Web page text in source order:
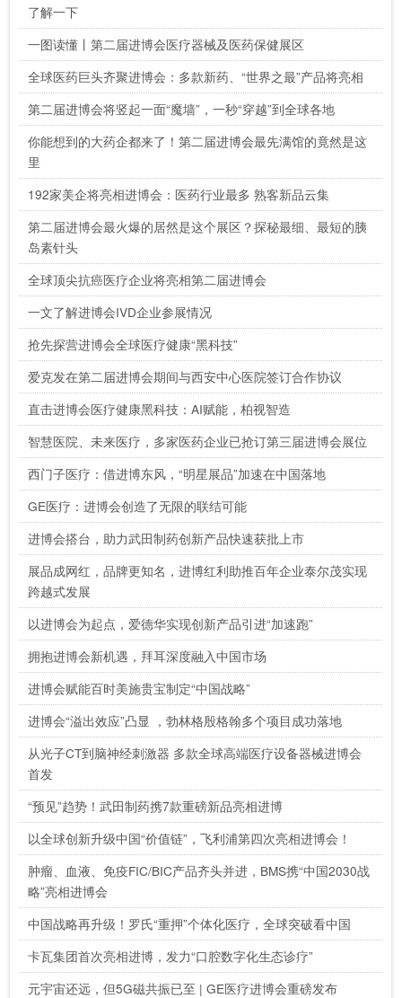
了解一下
一图读懂丨第二届进博会医疗器械及医药保健展区
全球医药巨头齐聚进博会：多款新药、“世界之最”产品将亮相
第二届进博会将竖起一面“魔墙”，一秒“穿越”到全球各地
你能想到的大药企都来了！第二届进博会最先满馆的竟然是这
里
192家美企将亮相进博会：医药行业最多 熟客新品云集
第二届进博会最火爆的居然是这个展区？探秘最细、最短的胰
岛素针头
全球顶尖抗癌医疗企业将亮相第二届进博会
一文了解进博会IVD企业参展情况
抢先探营进博会全球医疗健康“黑科技”
爱克发在第二届进博会期间与西安中心医院签订合作协议
直击进博会医疗健康黑科技：AI赋能，柏视智造
智慧医院、未来医疗，多家医药企业已抢订第三届进博会展位
西门子医疗：借进博东风，“明星展品”加速在中国落地
GE医疗：进博会创造了无限的联结可能
进博会搭台，助力武田制药创新产品快速获批上市
展品成网红，品牌更知名，进博红利助推百年企业泰尔茂实现
跨越式发展
以进博会为起点，爱德华实现创新产品引进“加速跑”
拥抱进博会新机遇，拜耳深度融入中国市场
进博会赋能百时美施贵宝制定“中国战略”
进博会“溢出效应”凸显 ，勃林格殷格翰多个项目成功落地
从光子CT到脑神经刺激器 多款全球高端医疗设备器械进博会
首发
“预见”趋势！武田制药携7款重磅新品亮相进博
以全球创新升级中国“价值链”，飞利浦第四次亮相进博会！
肿瘤、血液、免疫FIC/BIC产品齐头并进，BMS携“中国2030战
略”亮相进博会
中国战略再升级！罗氏“重押”个体化医疗，全球突破看中国
卡瓦集团首次亮相进博，发力“口腔数字化生态诊疗”
元宇宙还远，但5G磁共振已至 | GE医疗进博会重磅发布